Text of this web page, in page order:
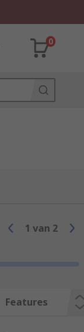
0
1 van 2
Features